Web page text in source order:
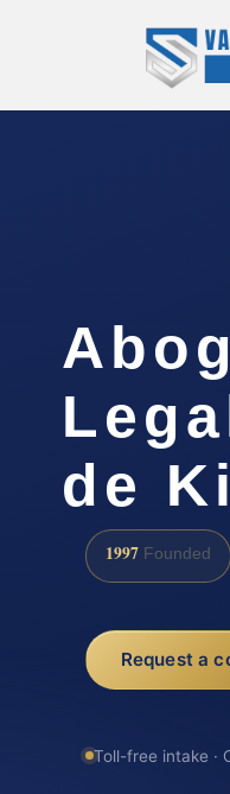
de
1997 Founded
Request a
Toll-free intake ·